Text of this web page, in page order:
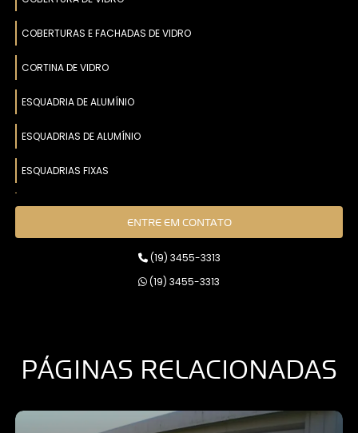
COBERTURAS E FACHADAS DE VIDRO
CORTINA DE VIDRO
ESQUADRIA DE ALUMÍNIO
ESQUADRIAS DE ALUMÍNIO
ESQUADRIAS FIXAS
FACHADA PELE DE VIDRO
GUARDA CORPOS
PERSIANA BLACKOUT
PERSIANA DE ALUMÍNIO
ENTRE EM CONTATO
(19) 3455-3313
(19) 3455-3313
PÁGINAS RELACIONADAS